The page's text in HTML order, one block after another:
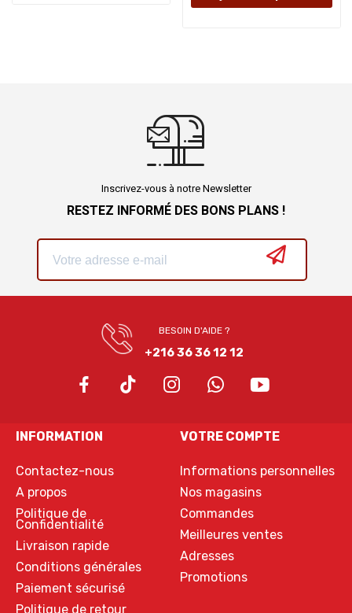
Inscrivez-vous à notre Newsletter
RESTEZ INFORMÉ DES BONS PLANS !
BESOIN D'AIDE ?
+216 36 36 12 12
INFORMATION
Contactez-nous
A propos
Politique de
Confidentialité
Livraison rapide
Conditions générales
Paiement sécurisé
Politique de retour
VOTRE COMPTE
Informations personnelles
Nos magasins
Commandes
Meilleures ventes
Adresses
Promotions